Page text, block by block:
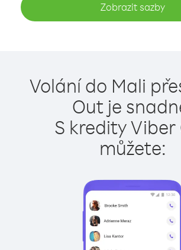
Zobrazit sazby
Volání do Mali
Out je
S kredity Viber
můžete: